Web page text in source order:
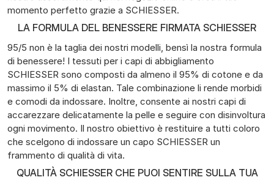
momento perfetto grazie a SCHIESSER.
LA FORMULA DEL BENESSERE FIRMATA SCHIESSER
95/5 non è la taglia dei nostri modelli, bensì la nostra formula
di benessere! I tessuti per i capi di abbigliamento
SCHIESSER sono composti da almeno il 95% di cotone e da
massimo il 5% di elastan. Tale combinazione li rende morbidi
e comodi da indossare. Inoltre, consente ai nostri capi di
accarezzare delicatamente la pelle e seguire con disinvoltura
ogni movimento. Il nostro obiettivo è restituire a tutti coloro
che scelgono di indossare un capo SCHIESSER un
frammento di qualità di vita.
QUALITÀ SCHIESSER CHE PUOI SENTIRE SULLA TUA